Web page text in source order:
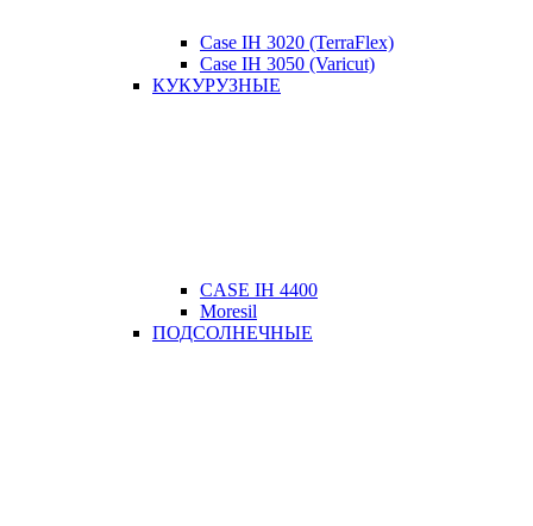
Case IH 3020 (TerraFlex)
Case IH 3050 (Varicut)
КУКУРУЗНЫЕ
CASE IH 4400
Moresil
ПОДСОЛНЕЧНЫЕ